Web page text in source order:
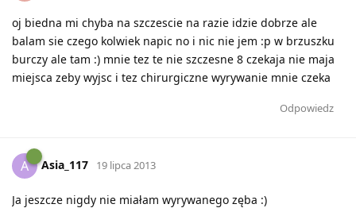
oj biedna mi chyba na szczescie na razie idzie dobrze ale
balam sie czego kolwiek napic no i nic nie jem :p w brzuszku
burczy ale tam :) mnie tez te nie szczesne 8 czekaja nie maja
miejsca zeby wyjsc i tez chirurgiczne wyrywanie mnie czeka
Odpowiedz
A Asia_117 19 lipca 2013
Ja jeszcze nigdy nie miałam wyrywanego zęba :)